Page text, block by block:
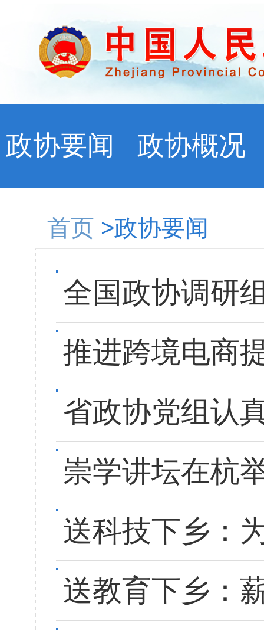
政协要闻 政协概况
首页 >政协要闻
全国政协调研
推进跨境电商
省政协党组认
崇学讲坛在杭
送科技下乡：
送教育下乡：